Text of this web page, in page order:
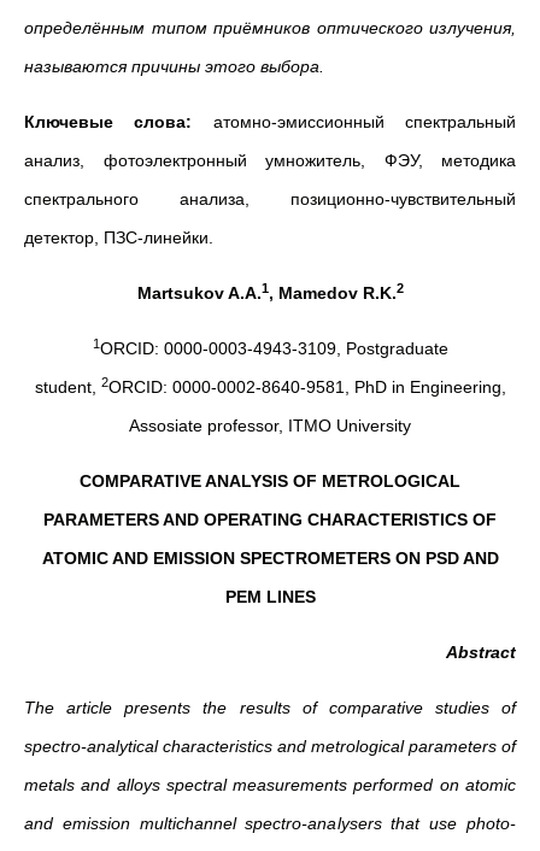
определённым типом приёмников оптического излучения,
называются причины этого выбора.
Ключевые слова: атомно-эмиссионный спектральный
анализ, фотоэлектронный умножитель, ФЭУ, методика
спектрального анализа, позиционно-чувствительный
детектор, ПЗС-линейки.
Martsukov A.A.1, Mamedov R.K.2
1ORCID: 0000-0003-4943-3109, Postgraduate
student,
2ORCID: 0000-0002-8640-9581, PhD in Engineering,
Assosiate professor, ITMO University
COMPARATIVE ANALYSIS OF METROLOGICAL
PARAMETERS AND OPERATING CHARACTERISTICS OF
ATOMIC AND EMISSION SPECTROMETERS ON PSD AND
PEM LINES
Abstract
The article presents the results of comparative studies of
spectro-analytical characteristics and metrological parameters of
metals and alloys spectral measurements performed on atomic
and emission multichannel spectro-analysers that use photo-